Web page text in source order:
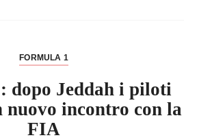
FORMULA 1
dopo Jeddah i piloti
nuovo incontro con la
FIA